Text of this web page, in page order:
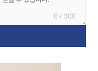
0 / 300